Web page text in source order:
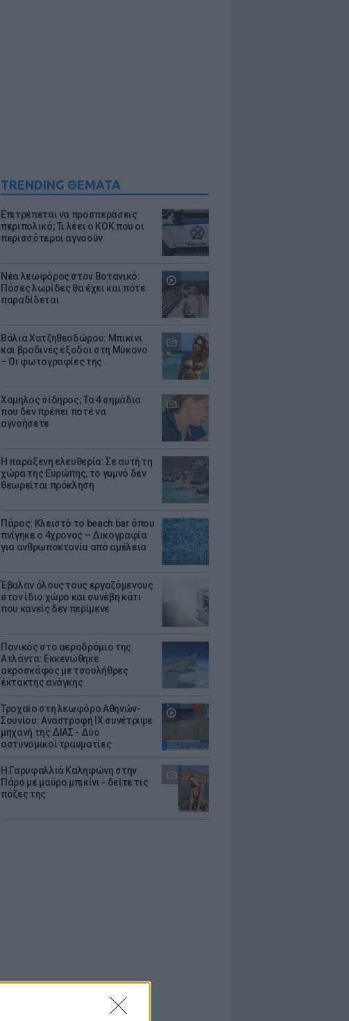
TRENDING ΘΕΜΑΤΑ
Επιτρέπεται να προσπεράσεις
περιπολικό; Τι λέει ο ΚΟΚ που οι
περισσότεροι αγνοούν
Νέα λεωφόρος στον Βοτανικό:
Πόσες λωρίδες θα έχει και πότε
παραδίδεται
Βάλια Χατζηθεοδώρου: Μπικίνι
και βραδινές έξοδοι στη Μύκονο
– Οι φωτογραφίες της
Χαμηλός σίδηρος; Τα 4 σημάδια
που δεν πρέπει ποτέ να
αγνοήσετε
Η παράξενη ελευθερία: Σε αυτή τη
χώρα της Ευρώπης, το γuμνό δεν
θεωρείται πρόκληση
Πάρος: Κλειστό το beach bar όπου
πνίγηκε ο 4χρονος – Δικογραφία
για ανθρωποκτονία από αμέλεια
Έβαλαν όλους τους εργαζόμενους
στον ίδιο χώρο και συνέβη κάτι
που κανείς δεν περίμενε
Πανικός στο αεροδρόμιο της
Ατλάντα: Εκκενώθηκε
αεροσκάφος με τσουλήθρες
έκτακτης ανάγκης
Τροχαίο στη λεωφόρο Αθηνών-
Σουνίου: Αναστροφή ΙΧ συνέτριψε
μηχανή της ΔΙΑΣ - Δύο
αστυνομικοί τραυματίες
Η Γαρυφαλλιά Καληφώνη στην
Πάρο με μαύρο μπικίνι - δείτε τις
πόζες της